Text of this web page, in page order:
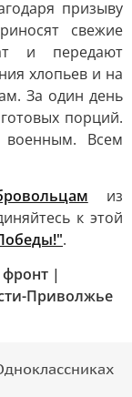
призыву
свежие
и передают
хлопьев и на
За один день
порций.
Всем
из
к этой
.
|
Приволжье